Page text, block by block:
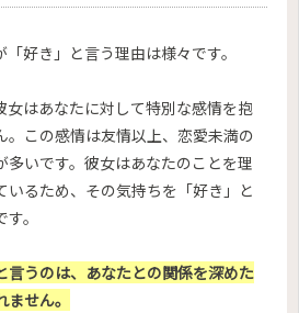
好き」と言う理由は様々です。
女はあなたに対して特別な感情を抱
。この感情は友情以上、恋愛未満の
多いです。彼女はあなたのことを理
いるため、その気持ちを「好き」と
。
言うのは、あなたとの関係を深めた
せん。